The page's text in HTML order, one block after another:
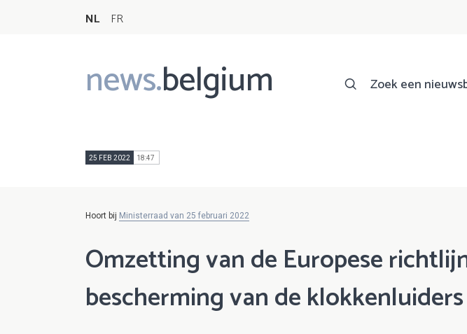
NL FR
news.belgium
Main
navigation
Zoek een
25 FEB 2022 18:47
Hoort bij Ministerraad van 25 februari 2022
Omzetting van de Europese
bescherming van de klokkenluiders